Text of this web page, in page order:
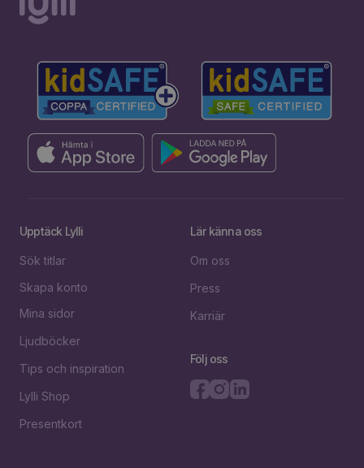
Upptäck Lylli
Sök titlar
Skapa konto
Mina sidor
Ljudböcker
Tips och inspiration
Lylli Shop
Presentkort
Lär känna oss
Om oss
Press
Karriär
Följ oss